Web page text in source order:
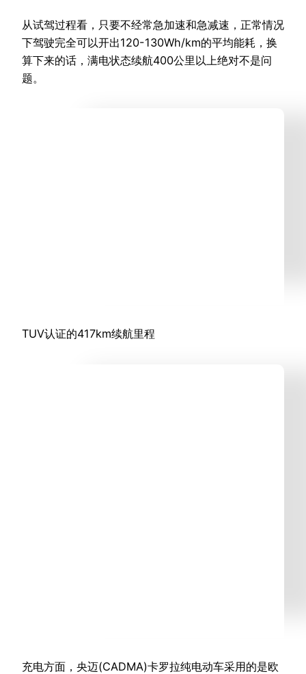
从试驾过程看，只要不经常急加速和急减速，正常情况
下驾驶完全可以开出120-130Wh/km的平均能耗，换
算下来的话，满电状态续航400公里以上绝对不是问
题。
TUV认证的417km续航里程
充电方面，央迈(CADMA)卡罗拉纯电动车采用的是欧